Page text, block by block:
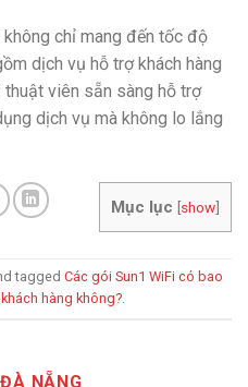
chỉ mang đến tốc độ
dịch vụ hỗ trợ khách hàng
viên sẵn sàng hỗ trợ
dịch vụ mà không lo lắng
Mục lục [show]
tagged Các gói Sun1 WiFi có bao
hàng không?.
NẴNG